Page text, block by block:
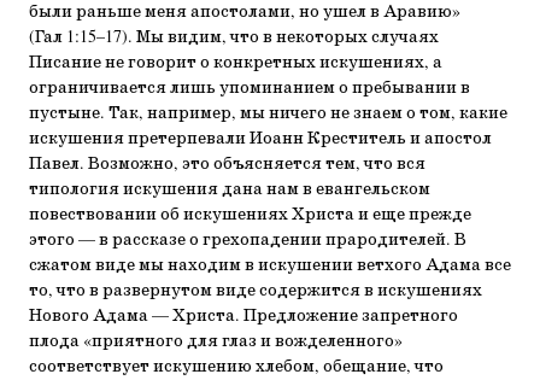
были раньше меня апостолами, но ушел в Аравию»
(Гал 1:15–17). Мы видим, что в некоторых случаях
Писание не говорит о конкретных искушениях, а
ограничивается лишь упоминанием о пребывании в
пустыне. Так, например, мы ничего не знаем о том, какие
искушения претерпевали Иоанн Креститель и апостол
Павел. Возможно, это объясняется тем, что вся
типология искушения дана нам в евангельском
повествовании об искушениях Христа и еще прежде
этого — в рассказе о грехопадении прародителей. В
сжатом виде мы находим в искушении ветхого Адама все
то, что в развернутом виде содержится в искушениях
Нового Адама — Христа. Предложение запретного
плода «приятного для глаз и вожделенного»
соответствует искушению хлебом, обещание, что